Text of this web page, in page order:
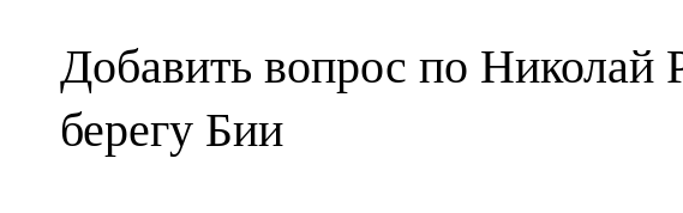
Добавить вопрос по Николай
берегу Бии